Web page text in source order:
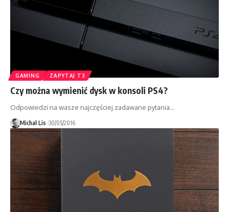
GAMING ZAPYTAJ T3
Czy można wymienić dysk w konsoli PS4?
Odpowiedzi na wasze najczęściej zadawane pytania…
Michał Lis 30/05/2016